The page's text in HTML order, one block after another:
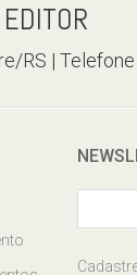
RS |